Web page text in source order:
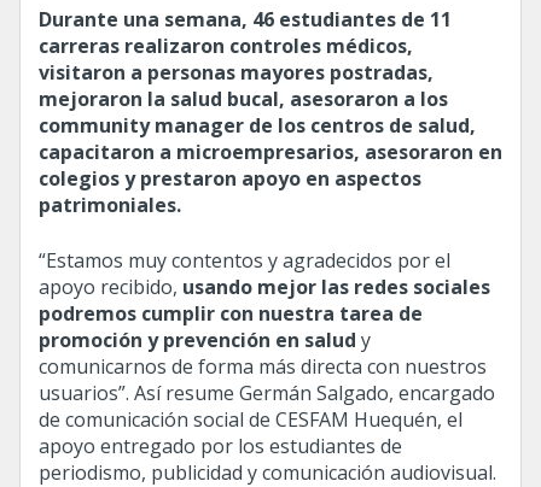
Durante una semana, 46 estudiantes de 11
carreras realizaron controles médicos,
visitaron a personas mayores postradas,
mejoraron la salud bucal, asesoraron a los
community manager de los centros de salud,
capacitaron a microempresarios, asesoraron en
colegios y prestaron apoyo en aspectos
patrimoniales.
“Estamos muy contentos y agradecidos por el
apoyo recibido, usando mejor las redes sociales
podremos cumplir con nuestra tarea de
promoción y prevención en salud y
comunicarnos de forma más directa con nuestros
usuarios”. Así resume Germán Salgado, encargado
de comunicación social de CESFAM Huequén, el
apoyo entregado por los estudiantes de
periodismo, publicidad y comunicación audiovisual.